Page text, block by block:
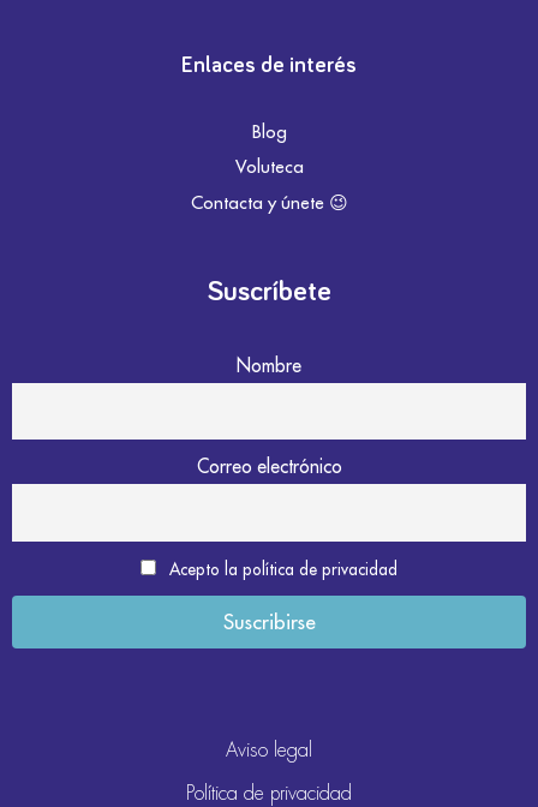
Enlaces de interés
Blog
Voluteca
Contacta y únete 😉
Suscríbete
Nombre
Correo electrónico
Acepto la política de privacidad
Aviso legal
Política de privacidad